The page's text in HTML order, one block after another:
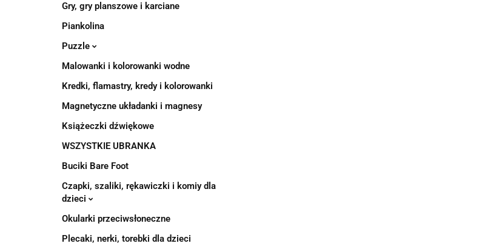
Gry, gry planszowe i karciane
Piankolina
Puzzle
Malowanki i kolorowanki wodne
Kredki, flamastry, kredy i kolorowanki
Magnetyczne układanki i magnesy
Książeczki dźwiękowe
WSZYSTKIE UBRANKA
Buciki Bare Foot
Czapki, szaliki, rękawiczki i komiy dla
dzieci
Okularki przeciwsłoneczne
Plecaki, nerki, torebki dla dzieci